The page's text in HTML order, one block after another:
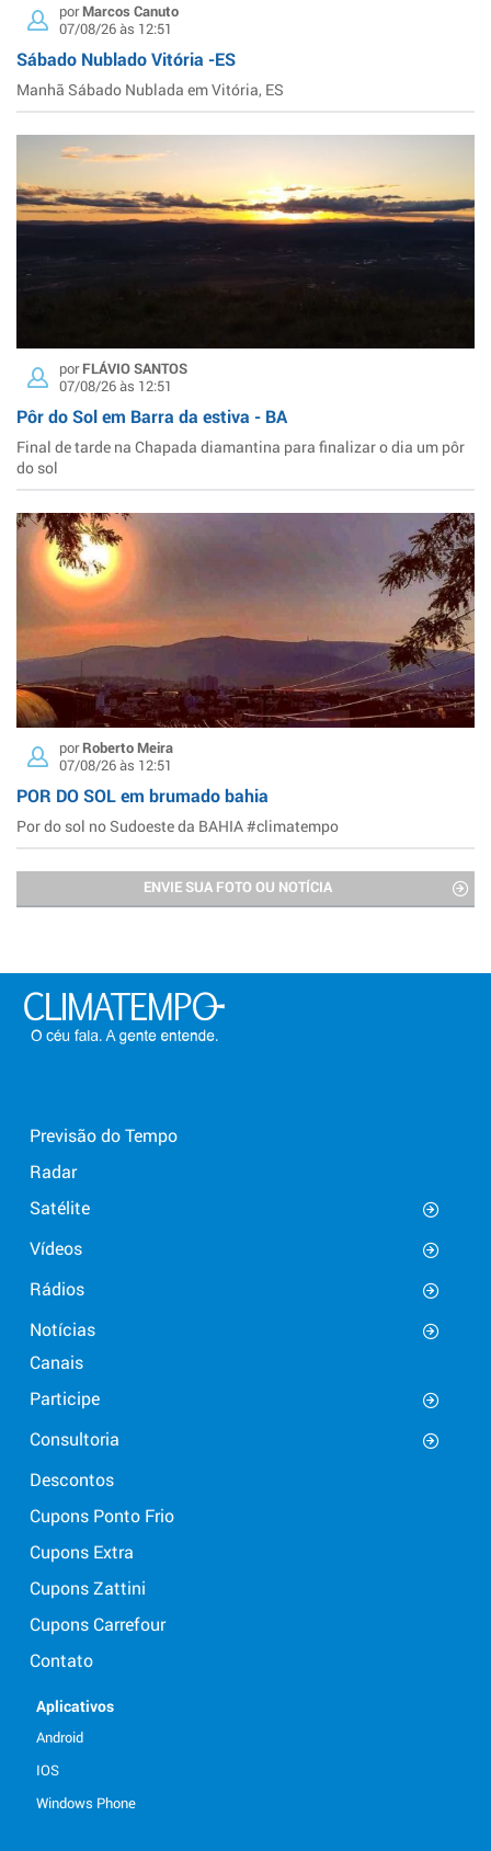
porMarcos Canuto
07/08/26 às 12:51
Sábado Nublado Vitória -ES
Manhã Sábado Nublada em Vitória, ES
porFLÁVIO SANTOS
07/08/26 às 12:51
Pôr do Sol em Barra da estiva - BA
Final de tarde na Chapada diamantina para finalizar o dia um pôr
do sol
porRoberto Meira
07/08/26 às 12:51
POR DO SOL em brumado bahia
Por do sol no Sudoeste da BAHIA #climatempo
ENVIE SUA FOTO OU NOTÍCIA
Previsão do Tempo
Radar
Satélite
Vídeos
Rádios
Notícias
Canais
Participe
Consultoria
Descontos
Cupons Ponto Frio
Cupons Extra
Cupons Zattini
Cupons Carrefour
Contato
Aplicativos
Android
IOS
Windows Phone